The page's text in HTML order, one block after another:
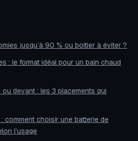
jusqu’à 90 % ou boîtier à éviter ?
: le format idéal pour un bain chaud
devant : les 3 placements qui
: comment choisir une batterie de
l’usage